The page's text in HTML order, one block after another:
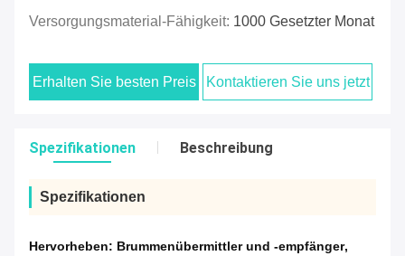
Versorgungsmaterial-Fähigkeit: 1000 Gesetzter Monat
Erhalten Sie besten Preis Kontaktieren Sie uns jetzt
Spezifikationen Beschreibung
Spezifikationen
Hervorheben: Brummenübermittler und -empfänger,